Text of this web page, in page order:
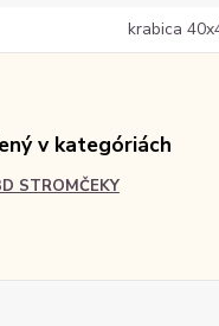
krabica
v kategóriách
STROMČEKY